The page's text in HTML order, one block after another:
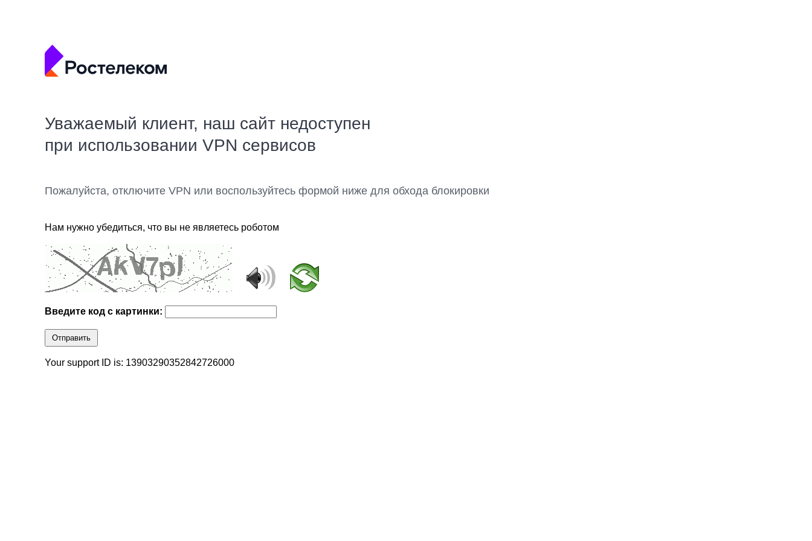
Уважаемый клиент, наш сайт недоступен
при использовании VPN сервисов
Пожалуйста, отключите VPN или воспользуйтесь формой ниже для обхода блокировки
Нам нужно убедиться, что вы не являетесь роботом
Введите код с картинки:
Отправить
Your support ID is: 13903290352842726000